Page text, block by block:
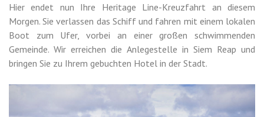
Hier endet nun Ihre Heritage Line-Kreuzfahrt an diesem
Morgen. Sie verlassen das Schiff und fahren mit einem lokalen
Boot zum Ufer, vorbei an einer großen schwimmenden
Gemeinde. Wir erreichen die Anlegestelle in Siem Reap und
bringen Sie zu Ihrem gebuchten Hotel in der Stadt.